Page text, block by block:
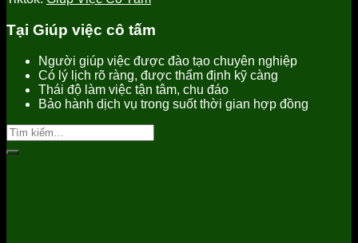
Tại Giúp việc cô tấm
Người giúp việc được đào tạo chuyên nghiệp
Có lý lịch rõ ràng, được thẩm định kỹ càng
Thái độ làm việc tận tâm, chu đáo
Bảo hành dịch vụ trong suốt thời gian hợp đồng
Tìm
kiếm: